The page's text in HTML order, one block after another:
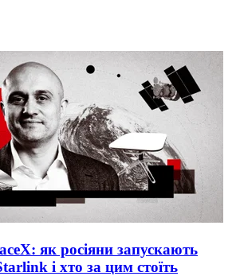
як росіяни запускають
і хто за цим стоїть